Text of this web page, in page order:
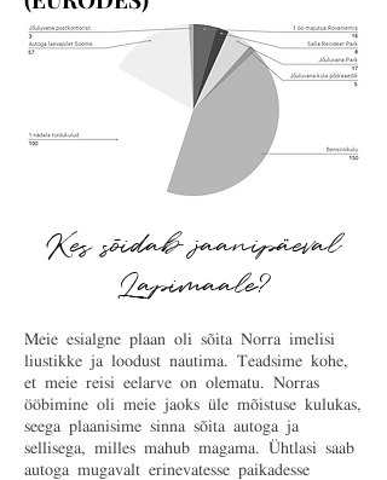
Kes sõidab jaanipäeval
Lapimaale?
Meie esialgne plaan oli sõita Norra imelisi
liustikke ja loodust nautima. Teadsime kohe,
et meie reisi eelarve on olematu. Norras
ööbimine oli meie jaoks üle mõistuse kulukas,
seega plaanisime sinna sõita autoga ja
sellisega, milles mahub magama. Ühtlasi saab
autoga mugavalt erinevatesse paikadesse